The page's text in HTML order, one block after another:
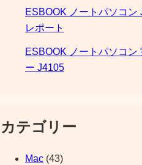
ESBOOK ノートパソコン
レポート
ESBOOK ノートパソコン
ー J4105
カテゴリー
Mac (43)